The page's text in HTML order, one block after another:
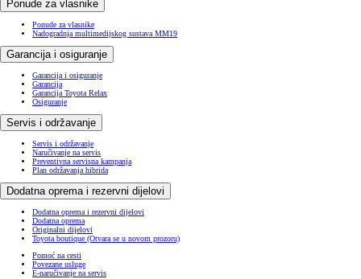
Ponude za vlasnike
Ponude za vlasnike
Nadogradnja multimedijskog sustava MM19
Garancija i osiguranje
Garancija i osiguranje
Garancija
Garancija Toyota Relax
Osiguranje
Servis i održavanje
Servis i održavanje
Naručivanje na servis
Preventivna servisna kampanja
Plan održavanja hibrida
Dodatna oprema i rezervni dijelovi
Dodatna oprema i rezervni dijelovi
Dodatna oprema
Originalni dijelovi
Toyota boutique (Otvara se u novom prozoru)
Pomoć na cesti
Povezane usluge
E-naručivanje na servis